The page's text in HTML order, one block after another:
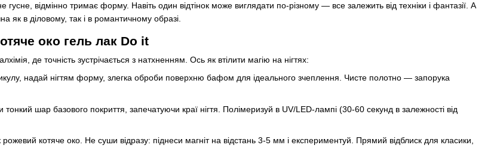
гусне, відмінно тримає форму. Навіть один відтінок може виглядати по-різному — все залежить від техніки і фантазії. А
як в діловому, так і в романтичному образі.
око гель лак Do it
де точність зустрічається з натхненням. Ось як втілити магію на нігтях:
надай нігтям форму, злегка оброби поверхню бафом для ідеального зчеплення. Чисте полотно — запорука
тонкий шар базового покриття, запечатуючи краї нігтя. Полімеризуй в UV/LED-лампі (30-60 секунд в залежності від
рожевий котяче око. Не суши відразу: піднеси магніт на відстань 3-5 мм і експериментуй. Прямий відблиск для класики,